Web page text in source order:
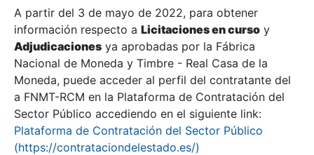
Erakutsi/Ezkutatu
Erakutsi/Ezkutatu
Erakutsi/Ezkutatu
A partir del 3 de mayo de 2022, para obtener
información respecto a Licitaciones en curso y
Adjudicaciones ya aprobadas por la Fábrica
Nacional de Moneda y Timbre - Real Casa de la
Moneda, puede acceder al perfil del contratante del
a FNMT-RCM en la Plataforma de Contratación del
Sector Público accediendo en el siguiente link:
Plataforma de Contratación del Sector Público
(https://contrataciondelestado.es/)